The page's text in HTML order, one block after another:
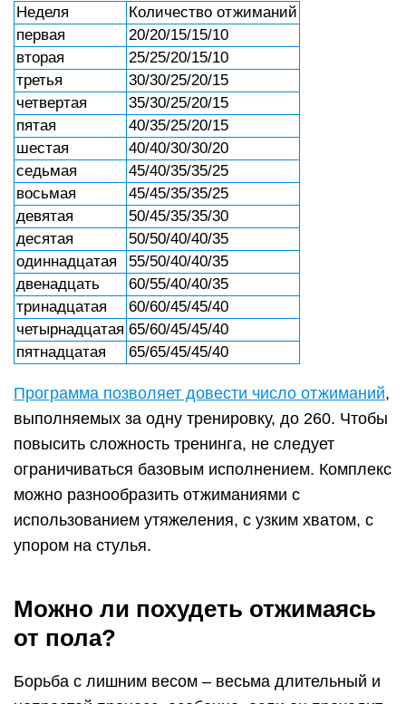
Неделя
Количество отжиманий
первая
20/20/15/15/10
вторая
25/25/20/15/10
третья
30/30/25/20/15
четвертая
35/30/25/20/15
пятая
40/35/25/20/15
шестая
40/40/30/30/20
седьмая
45/40/35/35/25
восьмая
45/45/35/35/25
девятая
50/45/35/35/30
десятая
50/50/40/40/35
одиннадцатая
55/50/40/40/35
двенадцать
60/55/40/40/35
тринадцатая
60/60/45/45/40
четырнадцатая 65/60/45/45/40
пятнадцатая
65/65/45/45/40
Программа позволяет довести число отжиманий,
выполняемых за одну тренировку, до 260. Чтобы
повысить сложность тренинга, не следует
ограничиваться базовым исполнением. Комплекс
можно разнообразить отжиманиями с
использованием утяжеления, с узким хватом, с
упором на стулья.
Можно ли похудеть отжимаясь
от пола?
Борьба с лишним весом – весьма длительный и